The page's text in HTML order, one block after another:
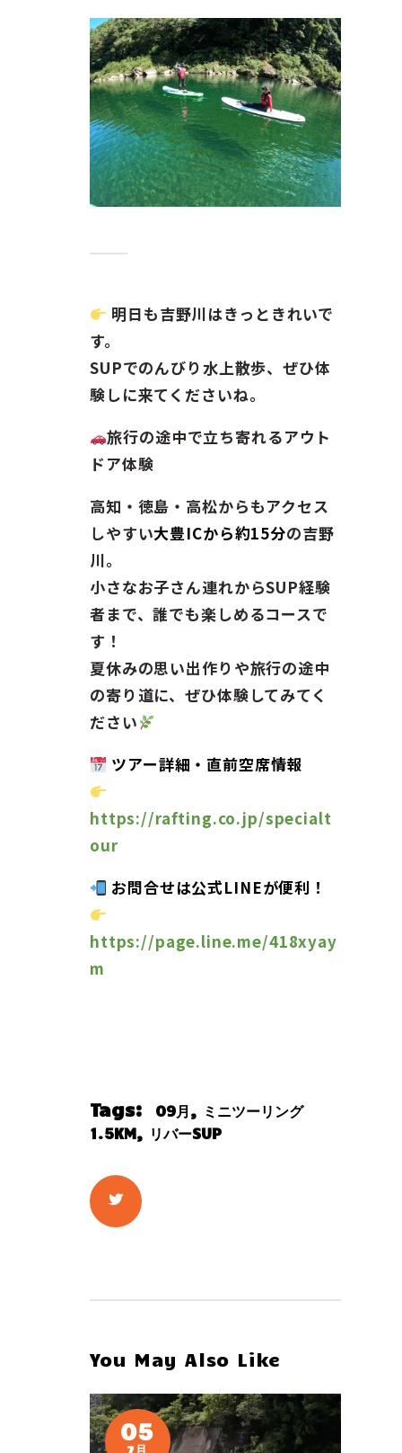
明日も吉野川はきっときれいで
す。
SUPでのんびり水上散歩、ぜひ体
験しに来てくださいね。
旅行の途中で立ち寄れるアウト
ドア体験
高知・徳島・高松からもアクセス
しやすい大豊ICから約15分の吉野
川。
小さなお子さん連れからSUP経験
者まで、誰でも楽しめるコースで
す！
夏休みの思い出作りや旅行の途中
の寄り道に、ぜひ体験してみてく
ださい
ツアー詳細・直前空席情報
https://rafting.co.jp/specialt
our
お問合せは公式LINEが便利！
https://page.line.me/418xyay
m
Tags: 09月, ミニツーリング
1.5KM, リバーSUP
You May Also Like
05
7月